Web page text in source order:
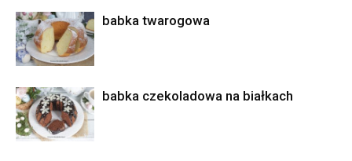
babka twarogowa
babka czekoladowa na białkach